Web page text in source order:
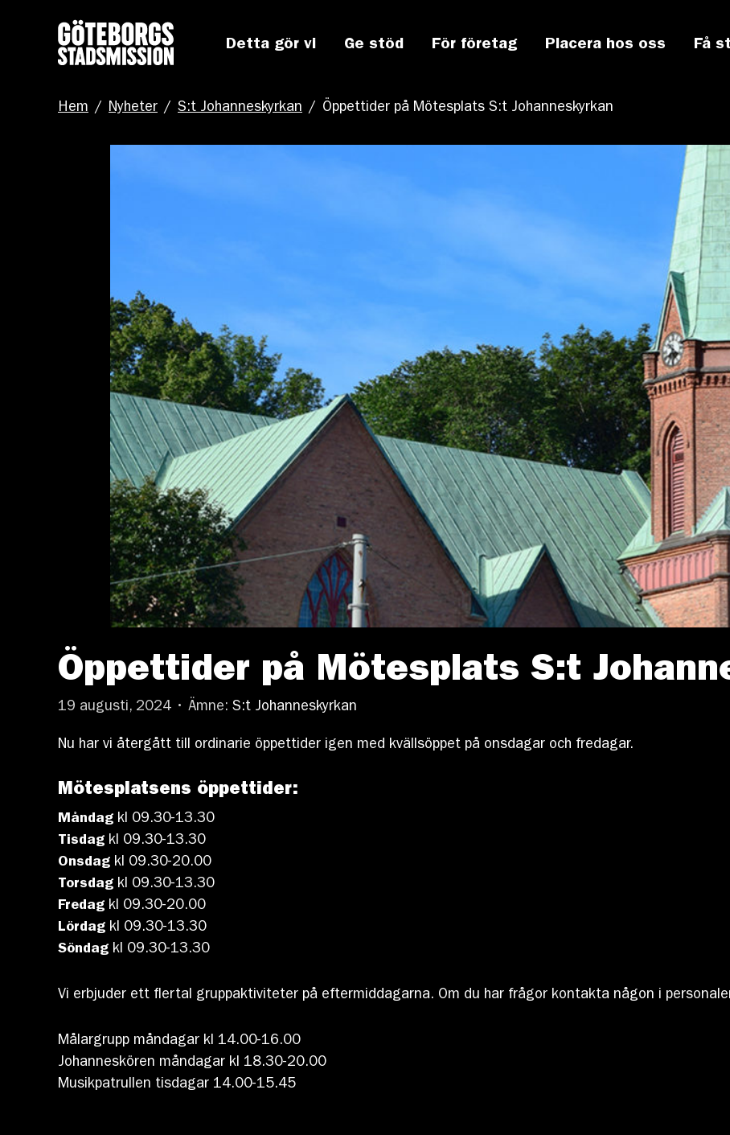
Detta gör vi Ge stöd För företag Placera hos oss Få
Hem / Nyheter / S:t Johanneskyrkan / Öppettider på Mötesplats S:t Johanneskyrkan
Öppettider på Mötesplats S:t
19 augusti, 2024 • Ämne: S:t Johanneskyrkan
Nu har vi återgått till ordinarie öppettider igen med kvällsöppet på onsdagar och fredagar.
Mötesplatsens öppettider:
Måndag kl 09.30-13.30
Tisdag kl 09.30-13.30
Onsdag kl 09.30-20.00
Torsdag kl 09.30-13.30
Fredag kl 09.30-20.00
Lördag kl 09.30-13.30
Söndag kl 09.30-13.30
Vi erbjuder ett flertal gruppaktiviteter på eftermiddagarna. Om du har frågor kontakta någon i
Målargrupp måndagar kl 14.00-16.00
Johanneskören måndagar kl 18.30-20.00
Musikpatrullen tisdagar 14.00-15.45